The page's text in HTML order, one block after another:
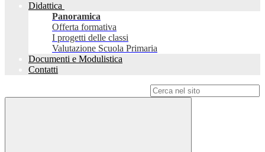
Didattica
Panoramica
Offerta formativa
I progetti delle classi
Valutazione Scuola Primaria
Documenti e Modulistica
Contatti